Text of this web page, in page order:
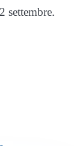
settembre.